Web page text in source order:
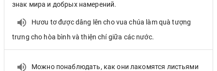
знак мира и добрых намерений.
Hươu tơ được dâng lên cho vua chúa làm quà tượng
trưng cho hòa bình và thiện chí giữa các nước.
Можно понаблюдать, как они лакомятся листьями